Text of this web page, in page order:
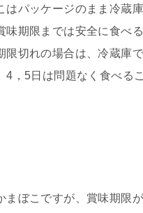
はパッケージのまま冷蔵
味期限までは安全に食べ
限切れの場合は、冷蔵庫
4，5日は問題なく食べる
まぼこですが、賞味期限